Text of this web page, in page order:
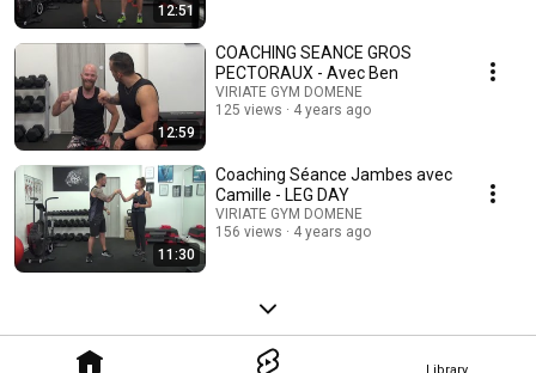
Library
12:51
12:59
COACHING SEANCE GROS
PECTORAUX - Avec Ben
VIRIATE GYM DOMENE
125 views
4 years ago
11:30
Coaching Séance Jambes avec
Camille - LEG DAY
VIRIATE GYM DOMENE
156 views
4 years ago